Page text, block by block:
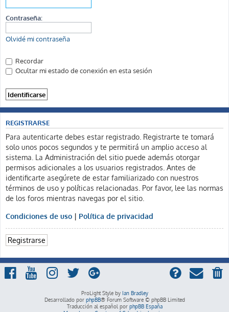
Contraseña:
Olvidé mi contraseña
Recordar
Ocultar mi estado de conexión en esta sesión
REGISTRARSE
Para autenticarte debes estar registrado. Registrarte te tomará
solo unos pocos segundos y te permitirá un amplio acceso al
sistema. La Administración del sitio puede además otorgar
permisos adicionales a los usuarios registrados. Antes de
identificarte asegúrete de estar familiarizado con nuestros
términos de uso y políticas relacionadas. Por favor, lee las normas
de los foros mientras navegas por el sitio.
Condiciones de uso | Política de privacidad
Registrarse
ProLight Style by Ian Bradley
Desarrollado por phpBB® Forum Software © phpBB Limited
Traducción al español por phpBB España